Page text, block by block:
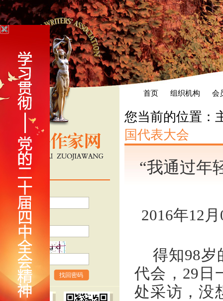
首页 组织机构 会
密 码
验证码
找回密码
您当前的位置：
国代表大会
“我通过年
2016年12
得知98岁
代会，29日
处采访，没